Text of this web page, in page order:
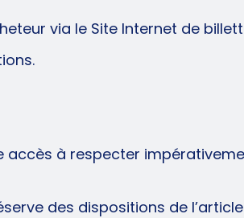
via le Site Internet de
accès à respecter
des dispositions de l’article